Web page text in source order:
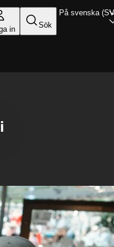
in Sök